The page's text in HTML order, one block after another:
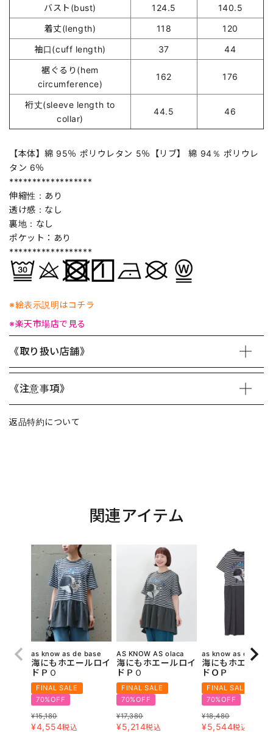
バスト(bust) 124.5
140.5
着丈(length)
118
120
袖口(cuff length)
37
44
裾ぐるり(hem
circumference)
162 176
裄丈(sleeve length to
collar)
44.5 46
【本体】綿 95％ ポリウレタン 5％【リブ】 綿 94％ ポリウレ
タン 6％
******************
伸縮性：あり
透け感：なし
裏地：なし
ポケット：あり
******************
※絵表示説明はコチラ
※楽天市場店で見る
《取り扱い店舗》
《注意事項》
返品特約について
関連アイテム
as know as de base
海にもホエールロイ
ドＰＯ
FINAL SALE
70%OFF
¥15,180
¥4,554税込
AS KNOW AS olaca
海にもホエールロイ
ドＰＯ
FINAL SALE
70%OFF
¥17,380
¥5,214税込
as know as de base
海にもホエール
ドＯＰ
FINAL SALE
70%OFF
¥18,480
¥5,544税込